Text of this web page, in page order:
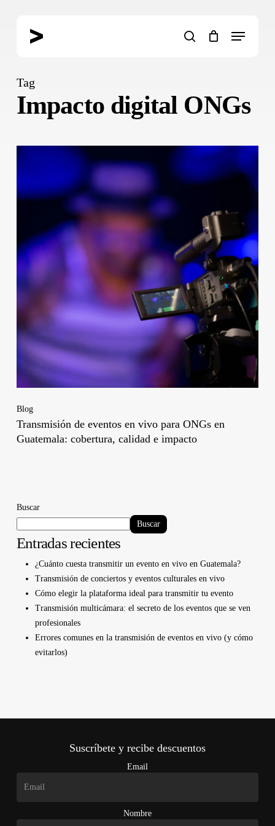
search
Menu
Tag
Impacto digital ONGs
Blog
Transmisión de eventos en vivo para ONGs en
Guatemala: cobertura, calidad e impacto
Buscar
Buscar
Entradas recientes
¿Cuánto cuesta transmitir un evento en vivo en Guatemala?
Transmisión de conciertos y eventos culturales en vivo
Cómo elegir la plataforma ideal para transmitir tu evento
Transmisión multicámara: el secreto de los eventos que se ven
profesionales
Errores comunes en la transmisión de eventos en vivo (y cómo
evitarlos)
Suscríbete y recibe descuentos
Email
Nombre